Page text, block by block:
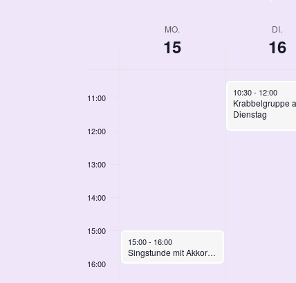
MO.
15
DI.
16
11:00
12:00
13:00
14:00
15:00
16:00
September 15, 2025
15:00- 16:00
Singstunde mit Akkordeonbegleitung
September 16, 2025
10:30- 12:00
Krabbelgruppe
Dienstag